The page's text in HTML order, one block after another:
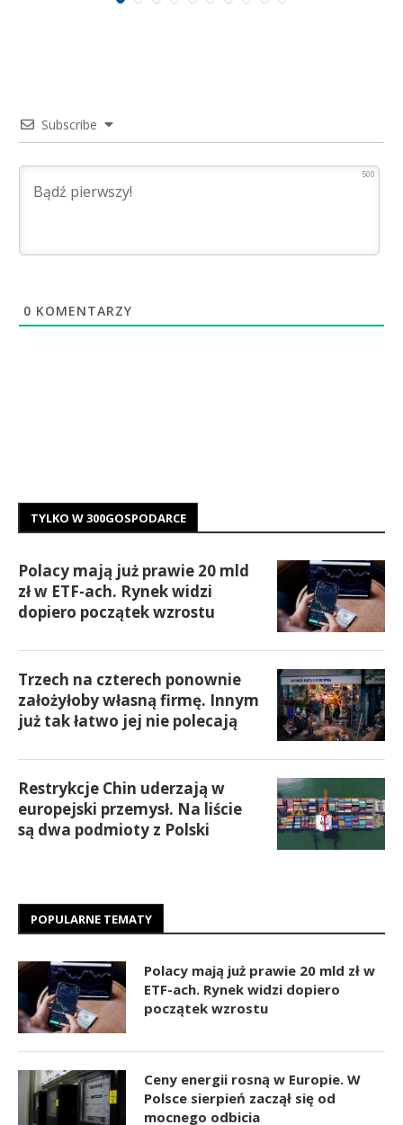
Subscribe
500
0 KOMENTARZY
TYLKO W 300GOSPODARCE
Polacy mają już prawie 20 mld
zł w ETF-ach. Rynek widzi
dopiero początek wzrostu
Trzech na czterech ponownie
założyłoby własną firmę. Innym
już tak łatwo jej nie polecają
Restrykcje Chin uderzają w
europejski przemysł. Na liście
są dwa podmioty z Polski
POPULARNE TEMATY
Polacy mają już prawie 20 mld zł w
ETF-ach. Rynek widzi dopiero
początek wzrostu
Ceny energii rosną w Europie. W
Polsce sierpień zaczął się od
mocnego odbicia